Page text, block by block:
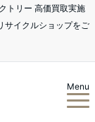
トリー 高価買取実施
サイクルショップをご
Menu